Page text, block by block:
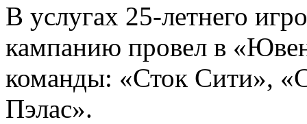
В услугах 25-летнего
кампанию провел в
команды: «Сток Сити»,
Пэлас».